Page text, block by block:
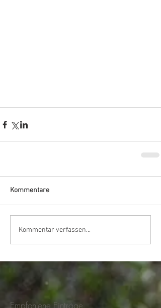
Kommentare
Kommentar verfassen...
Empfohlene Einträge